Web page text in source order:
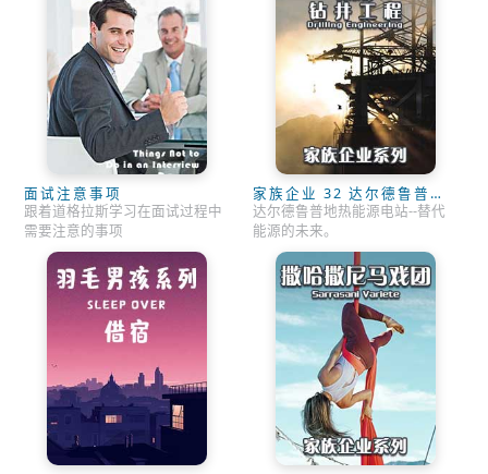
面试注意事项
跟着道格拉斯学习在面试过程中
需要注意的事项
家族企业 32 达尔德鲁普钻
井工程
达尔德鲁普地热能源电站--替代
能源的未来。